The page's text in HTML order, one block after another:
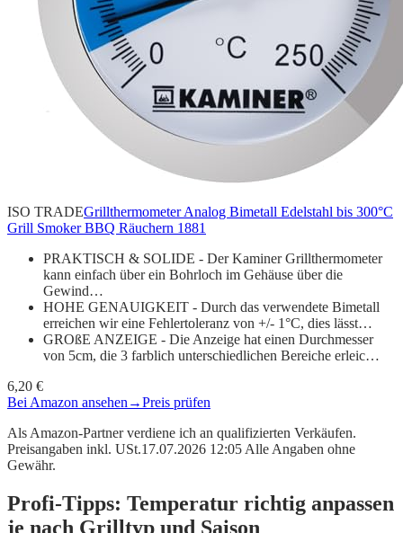
ISO TRADEGrillthermometer Analog Bimetall Edelstahl bis 300°C
Grill Smoker BBQ Räuchern 1881
PRAKTISCH & SOLIDE - Der Kaminer Grillthermometer
kann einfach über ein Bohrloch im Gehäuse über die
Gewind…
HOHE GENAUIGKEIT - Durch das verwendete Bimetall
erreichen wir eine Fehlertoleranz von +/- 1°C, dies lässt…
GROßE ANZEIGE - Die Anzeige hat einen Durchmesser
von 5cm, die 3 farblich unterschiedlichen Bereiche erleic…
6,20 €
Bei Amazon ansehen →Preis prüfen
Als Amazon-Partner verdiene ich an qualifizierten Verkäufen.
Preisangaben inkl. USt.17.07.2026 12:05 Alle Angaben ohne
Gewähr.
Profi-Tipps: Temperatur richtig anpassen
je nach Grilltyp und Saison